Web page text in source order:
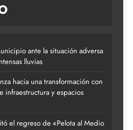
ante la situación adversa
lluvias
hacia una transformación con
infraestructura y espacios
el regreso de «Pelota al Medio